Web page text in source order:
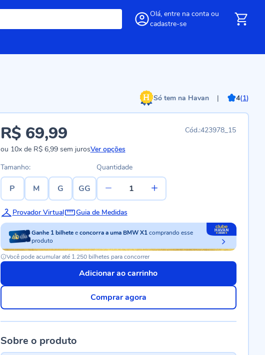
Olá, entre na conta ou
cadastre-se
Só tem na Havan | 4(1)
423978_15
R$ 69,99
ou 10xde R$ 6,99sem jurosVer opções
Tamanho:
P M G GG
Quantidade
Provador Virtual Guia de Medidas
Ganhe 1 bilhete econcorra a uma BMW X1comprando esse
produto
Você pode acumular até 1.250 bilhetes para concorrer
Adicionar ao carrinho
Comprar agora
Sobre o produto